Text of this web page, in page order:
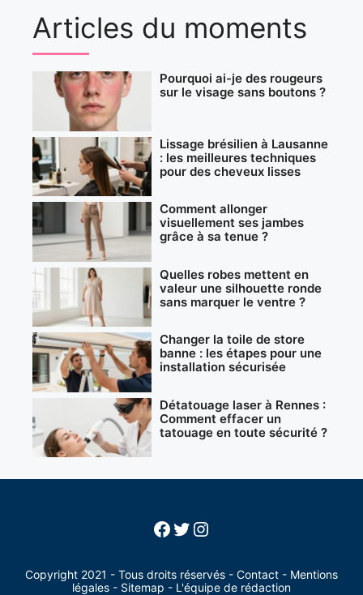
Articles du moments
Pourquoi ai-je des rougeurs
sur le visage sans boutons ?
Lissage brésilien à Lausanne
: les meilleures techniques
pour des cheveux lisses
Comment allonger
visuellement ses jambes
grâce à sa tenue ?
Quelles robes mettent en
valeur une silhouette ronde
sans marquer le ventre ?
Changer la toile de store
banne : les étapes pour une
installation sécurisée
Détatouage laser à Rennes :
Comment effacer un
tatouage en toute sécurité ?
Facebook
Twitter
Instagram
Copyright 2021 - Tous droits réservés - Contact - Mentions
légales - Sitemap - L'équipe de rédaction